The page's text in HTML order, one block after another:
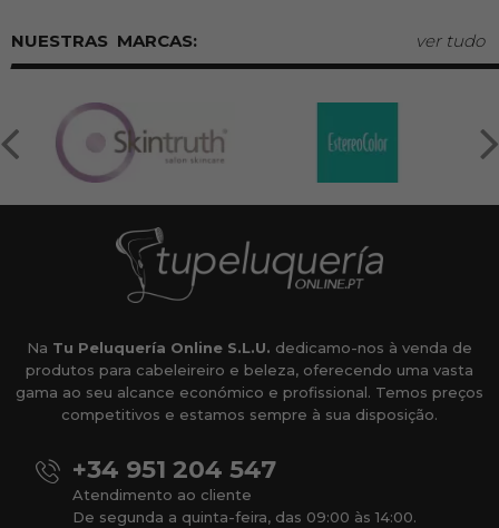
MARCAS: ver tudo
Na Tu Peluquería Online S.L.U. dedicamo-nos à venda de
produtos para cabeleireiro e beleza, oferecendo uma vasta
gama ao seu alcance económico e profissional. Temos preços
competitivos e estamos sempre à sua disposição.
+34 951 204 547
Atendimento ao cliente
De segunda a quinta-feira, das 09:00 às 14:00.